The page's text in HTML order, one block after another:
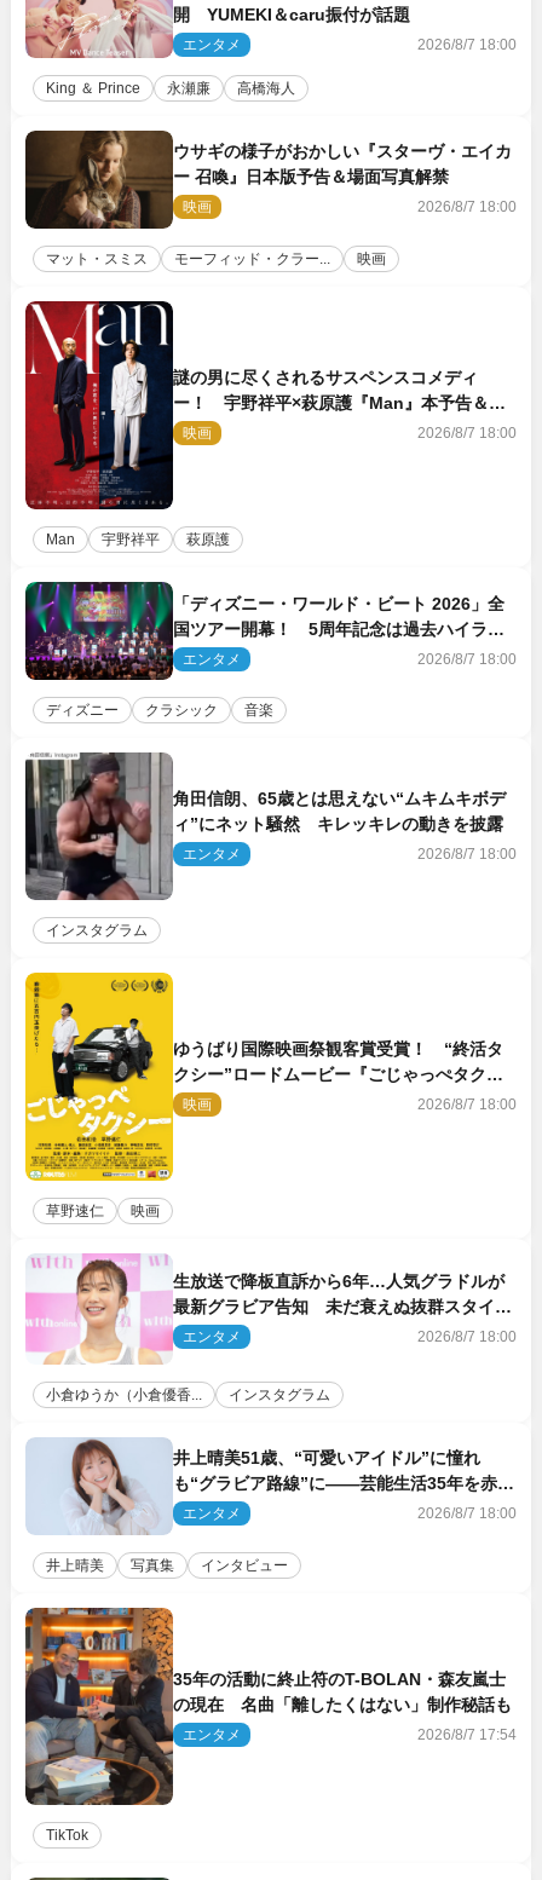
開 YUMEKI＆caru振付が話題
エンタメ 2026/8/7 18:00
King ＆ Prince 永瀬廉 高橋海人
ウサギの様子がおかしい『スターヴ・エイカ
ー 召喚』日本版予告＆場面写真解禁
映画 2026/8/7 18:00
マット・スミス モーフィッド・クラー... 映画
謎の男に尽くされるサスペンスコメディ
ー！ 宇野祥平×萩原護『Man』本予告＆新
ビジュアル解禁
映画 2026/8/7 18:00
Man 宇野祥平 萩原護
「ディズニー・ワールド・ビート 2026」全
国ツアー開幕！ 5周年記念は過去ハイライ
ト＆クルーズ旅を大満喫！【潜入レポート】
エンタメ 2026/8/7 18:00
ディズニー クラシック 音楽
角田信朗、65歳とは思えない“ムキムキボデ
ィ”にネット騒然 キレッキレの動きを披露
エンタメ 2026/8/7 18:00
インスタグラム
ゆうばり国際映画祭観客賞受賞！ “終活タ
クシー”ロードムービー『ごじゃっぺタクシ
ー』10月公開＆予告解禁
映画 2026/8/7 18:00
草野速仁 映画
生放送で降板直訴から6年…人気グラドルが
最新グラビア告知 未だ衰えぬ抜群スタイル
に反響
エンタメ 2026/8/7 18:00
小倉ゆうか（小倉優香... インスタグラム
井上晴美51歳、“可愛いアイドル”に憧れ
も“グラビア路線”に――芸能生活35年を赤
裸々に語る 27年ぶりに写真集発売
エンタメ 2026/8/7 18:00
井上晴美 写真集 インタビュー
35年の活動に終止符のT-BOLAN・森友嵐士
の現在 名曲「離したくはない」制作秘話も
エンタメ 2026/8/7 17:54
TikTok